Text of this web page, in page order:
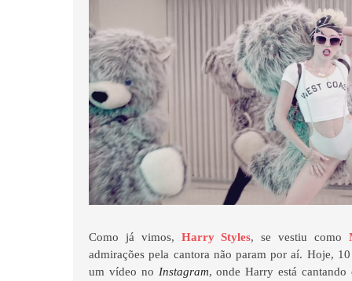
Como já vimos, Harry Styles, se vestiu como
admirações pela cantora não param por aí. Hoje,
um vídeo no Instagram, onde Harry está